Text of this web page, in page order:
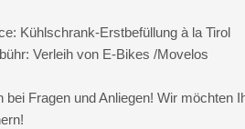
Kühlschrank-Erstbefüllung à la Tirol
Verleih von E-Bikes /Movelos
bei Fragen und Anliegen! Wir